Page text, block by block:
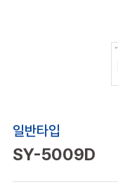
일반타입
SY-5009D